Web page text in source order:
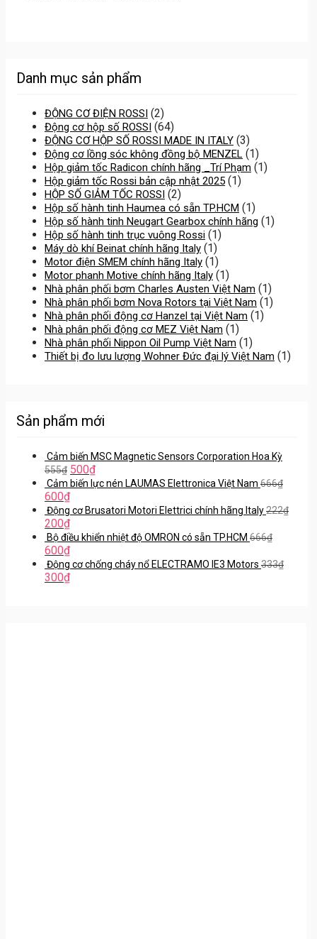
Danh mục sản phẩm
ĐỘNG CƠ ĐIỆN ROSSI (2)
Động cơ hộp số ROSSI (64)
ĐỘNG CƠ HỘP SỐ ROSSI MADE IN ITALY (3)
Động cơ lồng sóc không đồng bộ MENZEL (1)
Hộp giảm tốc Radicon chính hãng _Trí Phạm (1)
Hộp giảm tốc Rossi bản cập nhật 2025 (1)
HỘP SỐ GIẢM TỐC ROSSI (2)
Hộp số hành tinh Haumea có sẵn TP.HCM (1)
Hộp số hành tinh Neugart Gearbox chính hãng (1)
Hộp số hành tinh trục vuông Rossi (1)
Máy dò khí Beinat chính hãng Italy (1)
Motor điện SMEM chính hãng Italy (1)
Motor phanh Motive chính hãng Italy (1)
Nhà phân phối bơm Charles Austen Việt Nam (1)
Nhà phân phối bơm Nova Rotors tại Việt Nam (1)
Nhà phân phối động cơ Hanzel tại Việt Nam (1)
Nhà phân phối động cơ MEZ Việt Nam (1)
Nhà phân phối Nippon Oil Pump Việt Nam (1)
Thiết bị đo lưu lượng Wohner Đức đại lý Việt Nam (1)
Sản phẩm mới
Cảm biến MSC Magnetic Sensors Corporation Hoa Kỳ
555₫ 500₫
Cảm biến lực nén LAUMAS Elettronica Việt Nam 666₫
600₫
Động cơ Brusatori Motori Elettrici chính hãng Italy222₫
200₫
Bộ điều khiển nhiệt độ OMRON có sẵn TP.HCM 666₫
600₫
Động cơ chống cháy nổ ELECTRAMO IE3 Motors 333₫
300₫